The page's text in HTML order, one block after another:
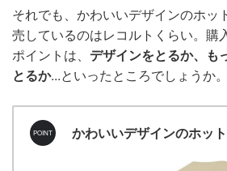
それでも、かわいいデザインのホッ
売しているのはレコルトくらい。購
ポイントは、 デザインをとるか、も
とるか...といったところでしょうか。
かわいいデザインのホッ